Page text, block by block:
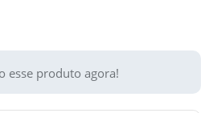
esse produto agora!